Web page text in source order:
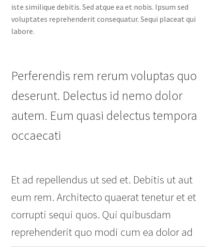
iste similique debitis. Sed atque ea et nobis. Ipsum sed
voluptates reprehenderit consequatur. Sequi placeat qui
labore.
Perferendis rem rerum voluptas quo
deserunt. Delectus id nemo dolor
autem. Eum quasi delectus tempora
occaecati
Et ad repellendus ut sed et. Debitis ut aut
eum rem. Architecto quaerat tenetur et et
corrupti sequi quos. Qui quibusdam
reprehenderit quo modi cum ea dolor ad